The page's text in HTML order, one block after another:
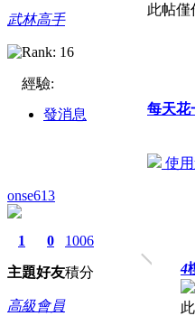
武林高手
經驗:
發消息
此帖僅
每天花
使
onse613
1
主題
0
好友
1006
積分
高級會員
4